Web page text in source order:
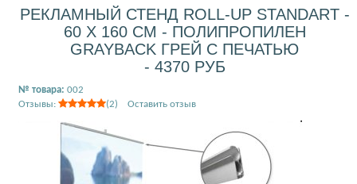
РЕКЛАМНЫЙ СТЕНД ROLL-UP STANDART -
60 X 160 СМ - ПОЛИПРОПИЛЕН
GRAYBACK ГРЕЙ С ПЕЧАТЬЮ
- 4370 РУБ
№ товара: 002
Отзывы:
(2) Оставить отзыв